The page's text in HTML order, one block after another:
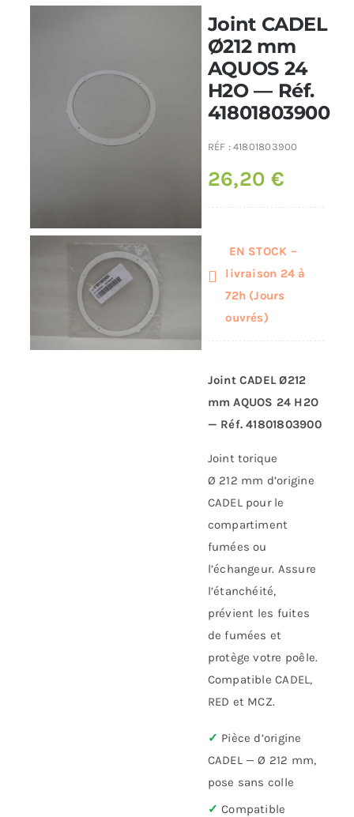
Conduit de fumées
Joint CADEL
Ø212 mm
AQUOS 24
H2O — Réf.
41801803900
RÉF :41801803900
26,20€
EN STOCK –
livraison 24 à
72h (Jours
ouvrés)
Joint CADEL Ø212
mm AQUOS 24 H2O
— Réf. 41801803900
Joint torique
Ø 212 mm d’origine
CADEL pour le
compartiment
fumées ou
l’échangeur. Assure
l’étanchéité,
prévient les fuites
de fumées et
protège votre poêle.
Compatible CADEL,
RED et MCZ.
✓ Pièce d’origine
CADEL — Ø 212 mm,
pose sans colle
✓ Compatible